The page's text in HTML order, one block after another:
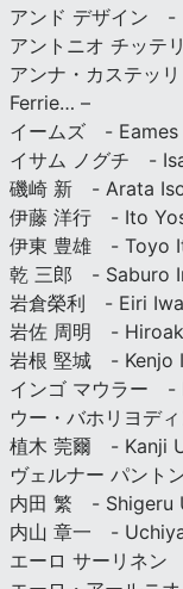
アンド デザイン -
アントニオ チッ
アンナ・カステッ
Ferrie… –
イームズ - Eames
イサム ノグチ -
磯崎 新 - Arata
伊藤 洋行 - Ito
伊東 豊雄 - Toyo
乾 三郎 - Saburo
岩倉榮利 - Eiri
岩佐 周明 -
岩根 堅城 - Kenjo
インゴ マウラー -
ウー・バホリヨデ
植木 莞爾 - Kanji
ヴェルナー パン
内田 繁 - Shigeru
内山 章一 -
エーロ サーリネ